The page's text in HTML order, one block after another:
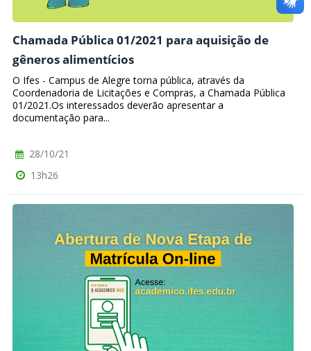
Chamada Pública 01/2021 para aquisição de
gêneros alimentícios
O Ifes - Campus de Alegre torna pública, através da
Coordenadoria de Licitações e Compras, a Chamada Pública
01/2021.Os interessados deverão apresentar a
documentação para...
28/10/21
13h26